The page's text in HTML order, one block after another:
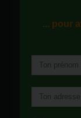
... pour